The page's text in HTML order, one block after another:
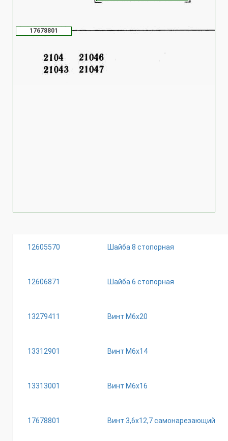
17678801
12605570 Шайба 8 стопорная
12606871 Шайба 6 стопорная
13279411 Винт М6х20
13312901 Винт М6х14
13313001 Винт М6х16
17678801 Винт 3,6х12,7 самонарезающий